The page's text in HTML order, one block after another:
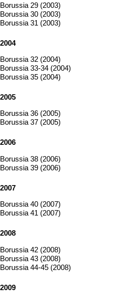
Borussia 29 (2003)
Borussia 30 (2003)
Borussia 31 (2003)
2004
Borussia 32 (2004)
Borussia 33-34 (2004)
Borussia 35 (2004)
2005
Borussia 36 (2005)
Borussia 37 (2005)
2006
Borussia 38 (2006)
Borussia 39 (2006)
2007
Borussia 40 (2007)
Borussia 41 (2007)
2008
Borussia 42 (2008)
Borussia 43 (2008)
Borussia 44-45 (2008)
2009